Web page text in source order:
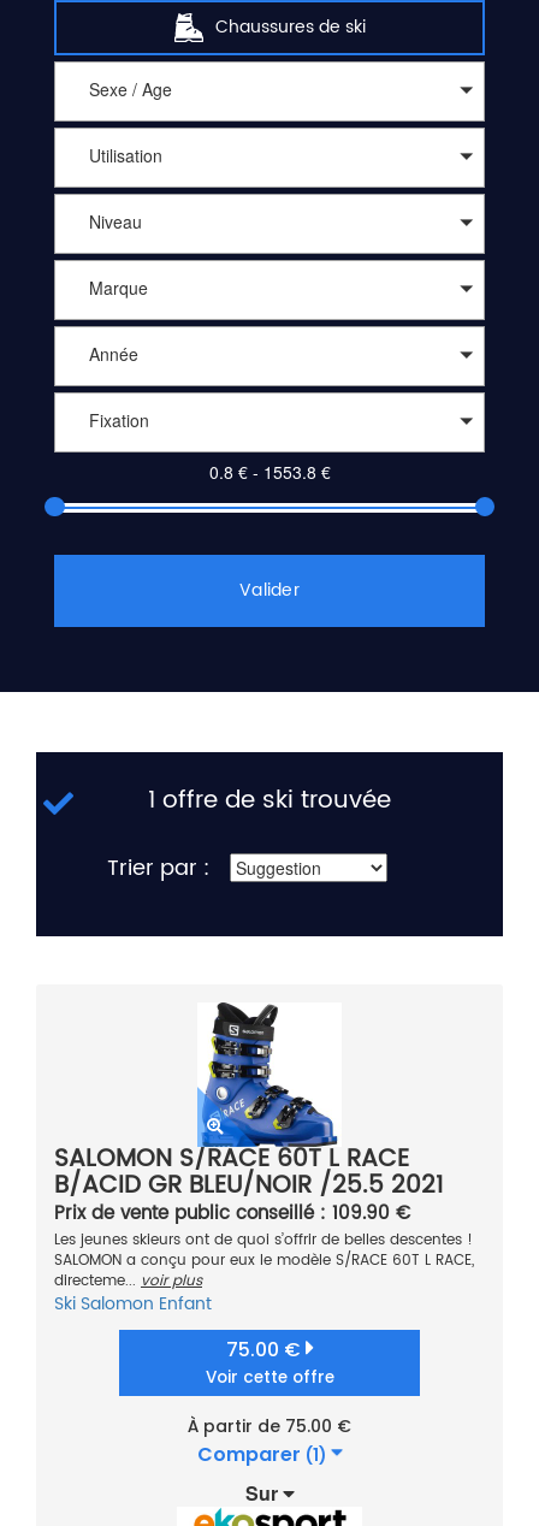
Chaussures de ski
Sexe / Age
Utilisation
Niveau
Marque
Année
Fixation
Valider
1 offre de ski trouvée
Trier par :
SALOMON S/RACE 60T L RACE
B/ACID GR BLEU/NOIR /25.5 2021
Prix de vente public conseillé : 109.90 €
Les jeunes skieurs ont de quoi s’offrir de belles descentes !
SALOMON a conçu pour eux le modèle S/RACE 60T L RACE,
directeme... voir plus
Ski Salomon Enfant
75.00 €
Voir cette offre
À partir de 75.00 €
Comparer (1)
Sur